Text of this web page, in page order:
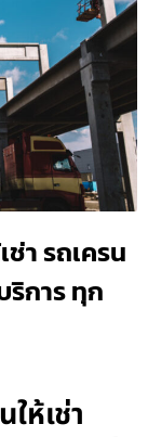
า รถเครน
ริการ ทุก
ห้เช่า